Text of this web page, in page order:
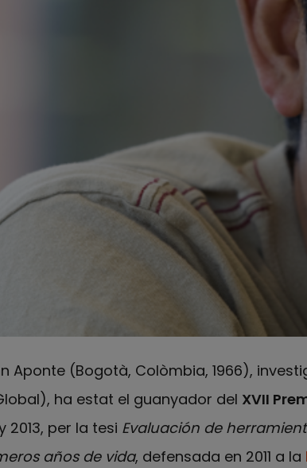
Aponte (Bogotà, Colòmbia, 1966),
ha estat el guanyador del XVII
2013, per la tesi Evaluación de
años de vida, defensada en 2011 a la